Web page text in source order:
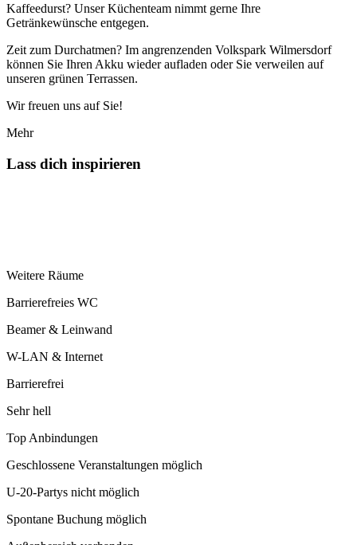
Kaffeedurst? Unser Küchenteam nimmt gerne Ihre
Getränkewünsche entgegen.
Zeit zum Durchatmen? Im angrenzenden Volkspark Wilmersdorf
können Sie Ihren Akku wieder aufladen oder Sie verweilen auf
unseren grünen Terrassen.
Wir freuen uns auf Sie!
Mehr
Lass dich inspirieren
Weitere Räume
Barrierefreies WC
Beamer & Leinwand
W-LAN & Internet
Barrierefrei
Sehr hell
Top Anbindungen
Geschlossene Veranstaltungen möglich
U-20-Partys nicht möglich
Spontane Buchung möglich